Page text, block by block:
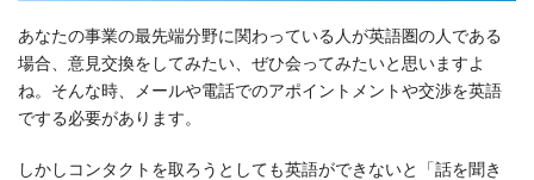
あなたの事業の最先端分野に関わっている人が英語圏の人である
場合、意見交換をしてみたい、ぜひ会ってみたいと思いますよ
ね。そんな時、メールや電話でのアポイントメントや交渉を英語
でする必要があります。
しかしコンタクトを取ろうとしても英語ができないと「話を聞き